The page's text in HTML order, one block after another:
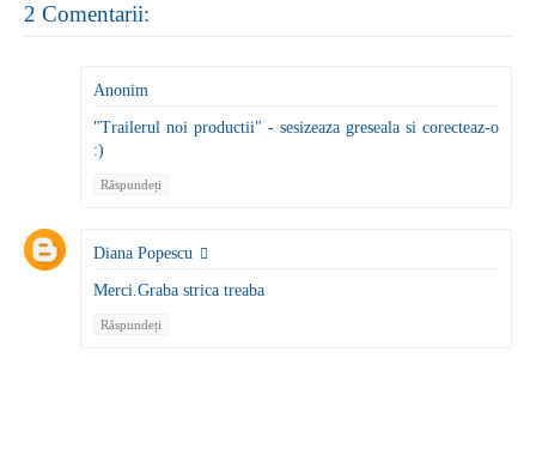
2 Comentarii:
Anonim
"Trailerul noi productii" - sesizeaza greseala si corecteaz-o
:)
Răspundeți
Diana Popescu
Merci.Graba strica treaba
Răspundeți